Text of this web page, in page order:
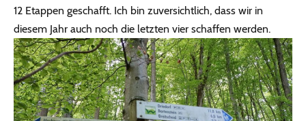
12 Etappen geschafft. Ich bin zuversichtlich, dass wir in
diesem Jahr auch noch die letzten vier schaffen werden.